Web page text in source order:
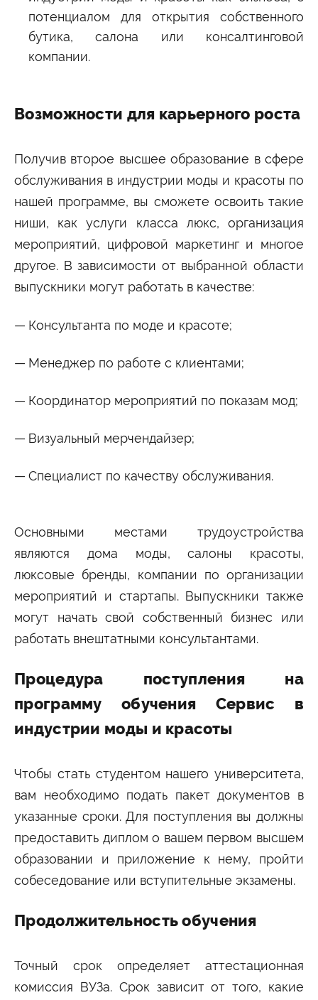
потенциалом для открытия собственного
бутика, салона или консалтинговой
компании.
Возможности для карьерного роста
Получив второе высшее образование в сфере
обслуживания в индустрии моды и красоты по
нашей программе, вы сможете освоить такие
ниши, как услуги класса люкс, организация
мероприятий, цифровой маркетинг и многое
другое. В зависимости от выбранной области
выпускники могут работать в качестве:
Консультанта по моде и красоте;
Менеджер по работе с клиентами;
Координатор мероприятий по показам мод;
Визуальный мерчендайзер;
Специалист по качеству обслуживания.
Основными местами трудоустройства
являются дома моды, салоны красоты,
люксовые бренды, компании по организации
мероприятий и стартапы. Выпускники также
могут начать свой собственный бизнес или
работать внештатными консультантами.
Процедура поступления на
программу обучения Сервис в
индустрии моды и красоты
Чтобы стать студентом нашего университета,
вам необходимо подать пакет документов в
указанные сроки. Для поступления вы должны
предоставить диплом о вашем первом высшем
образовании и приложение к нему, пройти
собеседование или вступительные экзамены.
Продолжительность обучения
Точный срок определяет аттестационная
комиссия ВУЗа. Срок зависит от того, какие